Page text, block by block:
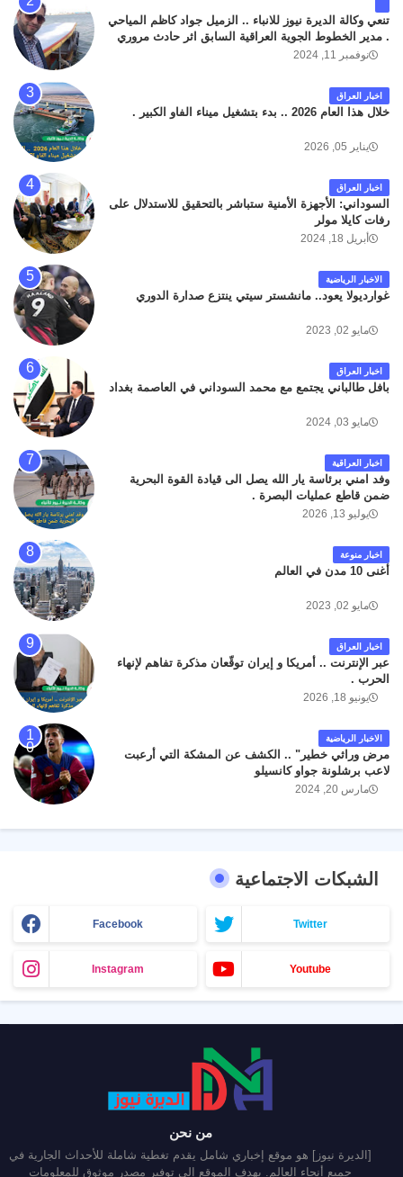
تنعي وكالة الديرة نيوز للانباء .. الزميل جواد كاظم المياحي
. مدير الخطوط الجوية العراقية السابق اثر حادث مروري
داخل مطار البصرة الدولي اليوم الاثنين على الطريق
كان سبب الحادث يعود لتصادم عجلته مع عجلة نوع كيا بنكو
تابعة لشركة الهلال الماسكة لإعمار مطار البصرة الدولي .
سائلين الله عز وجل ان يتغمد الفقيد بواسع رحمته ، و انا
نوفمبر 11, 2024
اخبار العراق
خلال هذا العام 2026 .. بدء بتشغيل ميناء الفاو الكبير .
يناير 05, 2026
اخبار العراق
السوداني: الأجهزة الأمنية ستباشر بالتحقيق للاستدلال على
رفات كايلا مولر
أبريل 18, 2024
الاخبار الرياضية
غوارديولا يعود.. مانشستر سيتي ينتزع صدارة الدوري
مايو 02, 2023
اخبار العراق
بافل طالباني يجتمع مع محمد السوداني في العاصمة بغداد
مايو 03, 2024
اخبار العراقية
وفد امني برئاسة يار الله يصل الى قيادة القوة البحرية
ضمن قاطع عمليات البصرة .
يوليو 13, 2026
اخبار منوعة
أغنى 10 مدن في العالم
مايو 02, 2023
اخبار العراق
عبر الإنترنت .. أمريكا و إيران توقّعان مذكرة تفاهم لإنهاء
الحرب .
يونيو 18, 2026
الاخبار الرياضية
مرض وراثي خطير" .. الكشف عن المشكة التي أرعبت
لاعب برشلونة جواو كانسيلو
مارس 20, 2024
الشبكات الاجتماعية
Facebook Twitter
Instagram Youtube
من نحن
[الديرة نيوز] هو موقع إخباري شامل يقدم تغطية شاملة للأحداث الجارية في
جميع أنحاء العالم. يهدف الموقع إلى توفير مصدر موثوق للمعلومات